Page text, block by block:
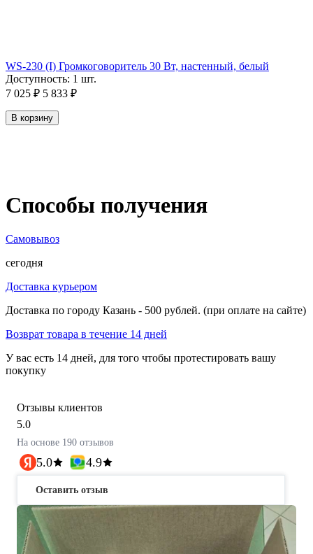
WS-230 (I) Громкоговоритель 30 Вт, настенный, белый
Доступность: 1 шт.
7 025 ₽ 5 833 ₽
В корзину
Способы получения
Самовывоз
сегодня
Доставка курьером
Доставка по городу Казань - 500 рублей. (при оплате на сайте)
Возврат товара в течение 14 дней
У вас есть 14 дней, для того чтобы протестировать вашу
покупку